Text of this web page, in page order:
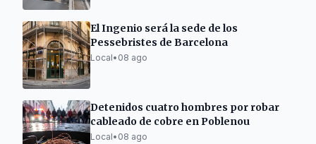
El Ingenio será la sede de los
Pessebristes de Barcelona
Local• 08 ago
Detenidos cuatro hombres por robar
cableado de cobre en Poblenou
Local• 08 ago